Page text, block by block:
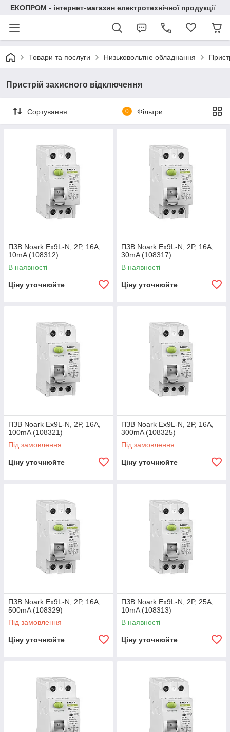
ЕКОПРОМ - інтернет-магазин електротехнічної продукції
Товари та послуги Низьковольтне обладнання
Пристрій захисного відключення
Сортування 0 Фільтри
ПЗВ Noark Ex9L-N, 2P, 16A,
10mA (108312)
В наявності
Ціну уточнюйте
ПЗВ Noark Ex9L-N, 2P, 16A,
30mA (108317)
В наявності
Ціну уточнюйте
ПЗВ Noark Ex9L-N, 2P, 16A,
100mA (108321)
Під замовлення
Ціну уточнюйте
ПЗВ Noark Ex9L-N, 2P, 16A,
300mA (108325)
Під замовлення
Ціну уточнюйте
ПЗВ Noark Ex9L-N, 2P, 16A,
500mA (108329)
Під замовлення
Ціну уточнюйте
ПЗВ Noark Ex9L-N, 2P, 25A,
10mA (108313)
В наявності
Ціну уточнюйте